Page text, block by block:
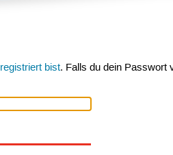
registriert bist. Falls du dein